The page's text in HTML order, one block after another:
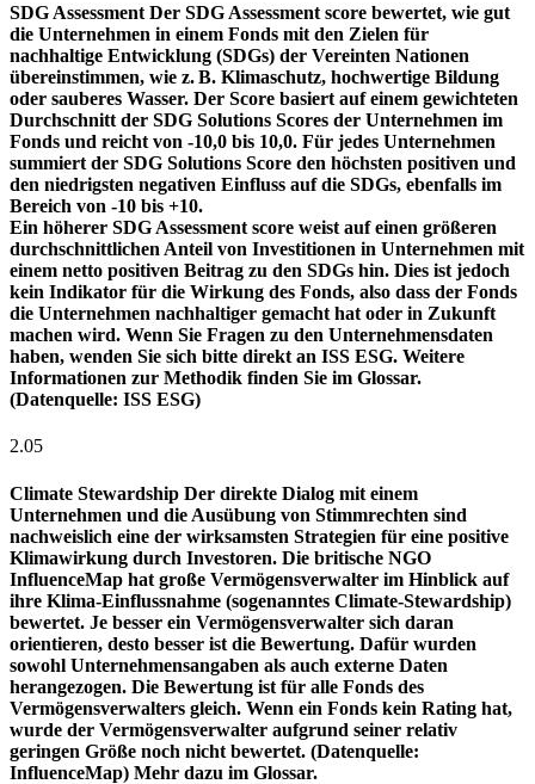
SDG Assessment Der SDG Assessment score bewertet, wie gut
die Unternehmen in einem Fonds mit den Zielen für
nachhaltige Entwicklung (SDGs) der Vereinten Nationen
übereinstimmen, wie z. B. Klimaschutz, hochwertige Bildung
oder sauberes Wasser. Der Score basiert auf einem gewichteten
Durchschnitt der SDG Solutions Scores der Unternehmen im
Fonds und reicht von -10,0 bis 10,0. Für jedes Unternehmen
summiert der SDG Solutions Score den höchsten positiven und
den niedrigsten negativen Einfluss auf die SDGs, ebenfalls im
Bereich von -10 bis +10.
Ein höherer SDG Assessment score weist auf einen größeren
durchschnittlichen Anteil von Investitionen in Unternehmen mit
einem netto positiven Beitrag zu den SDGs hin. Dies ist jedoch
kein Indikator für die Wirkung des Fonds, also dass der Fonds
die Unternehmen nachhaltiger gemacht hat oder in Zukunft
machen wird. Wenn Sie Fragen zu den Unternehmensdaten
haben, wenden Sie sich bitte direkt an ISS ESG. Weitere
Informationen zur Methodik finden Sie im Glossar.
(Datenquelle: ISS ESG)
2.05
Climate Stewardship Der direkte Dialog mit einem
Unternehmen und die Ausübung von Stimmrechten sind
nachweislich eine der wirksamsten Strategien für eine positive
Klimawirkung durch Investoren. Die britische NGO
InfluenceMap hat große Vermögensverwalter im Hinblick auf
ihre Klima-Einflussnahme (sogenanntes Climate-Stewardship)
bewertet. Je besser ein Vermögensverwalter sich daran
orientieren, desto besser ist die Bewertung. Dafür wurden
sowohl Unternehmensangaben als auch externe Daten
herangezogen. Die Bewertung ist für alle Fonds des
Vermögensverwalters gleich. Wenn ein Fonds kein Rating hat,
wurde der Vermögensverwalter aufgrund seiner relativ
geringen Größe noch nicht bewertet. (Datenquelle:
InfluenceMap) Mehr dazu im Glossar.